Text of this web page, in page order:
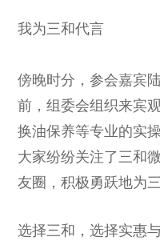
我为三和代言
傍晚时分，参会嘉宾
前，组委会组织来宾
换油保养等专业的实
大家纷纷关注了三和
友圈，积极勇跃地为
选择三和，选择实惠